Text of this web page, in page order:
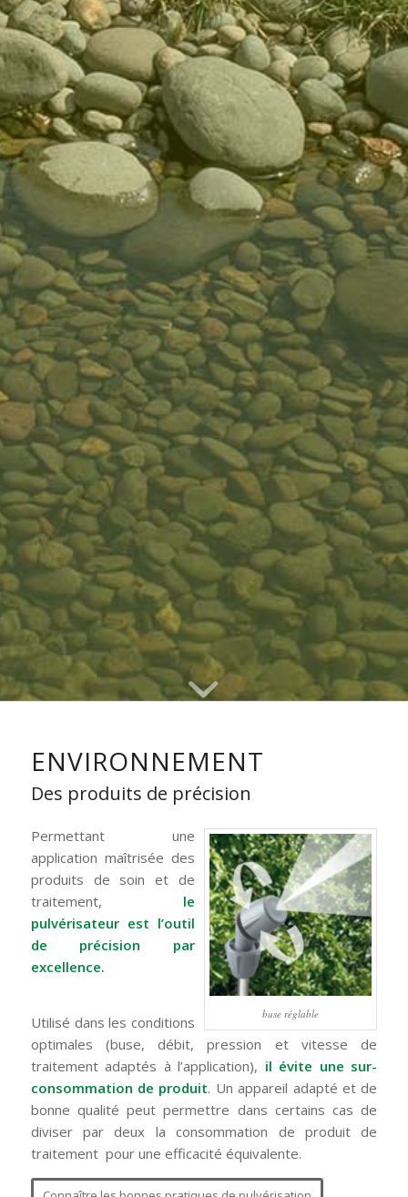
ENVIRONNEMENT
Des produits de précision
buse réglable
Permettant une
application maîtrisée des
produits de soin et de
traitement, le
pulvérisateur est l’outil
de précision par
excellence.
Utilisé dans les conditions
optimales (buse, débit, pression et vitesse de
traitement adaptés à l’application), il évite une sur-
consommation de produit. Un appareil adapté et de
bonne qualité peut permettre dans certains cas de
diviser par deux la consommation de produit de
traitement pour une efficacité équivalente.